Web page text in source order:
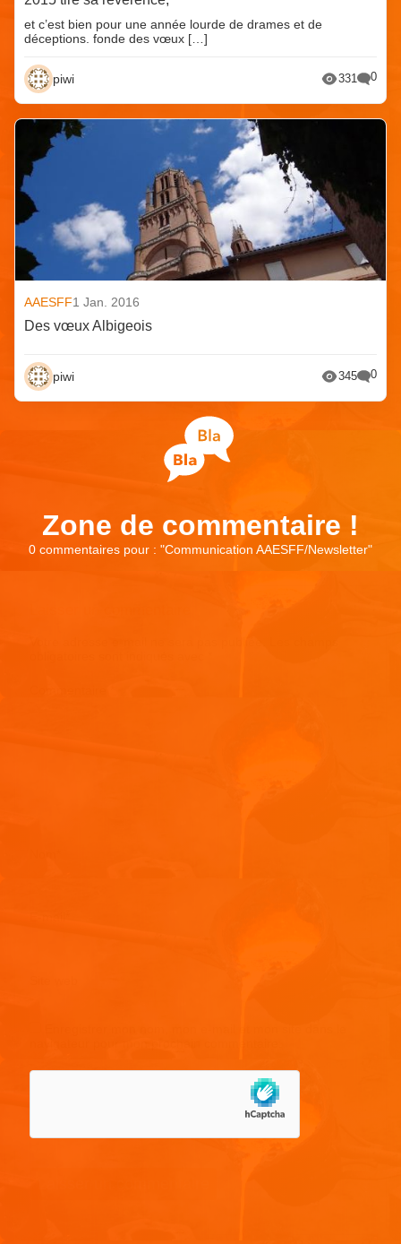
et c’est bien pour une année lourde de drames et de
déceptions. fonde des vœux […]
piwi 331 0
AAESFF1 Jan. 2016
Des vœux Albigeois
piwi 345 0
Zone de commentaire !
0 commentaires pour : "Communication AAESFF/Newsletter"